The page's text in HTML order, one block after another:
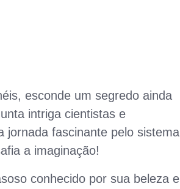
esconde um segredo ainda
intriga cientistas e
jornada fascinante pelo sistema
a imaginação!
conhecido por sua beleza e